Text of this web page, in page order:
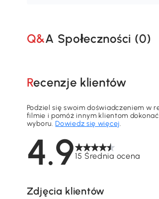
Q&A Społeczności (0)
Recenzje klientów
4.915 Średnia ocena
Podziel się swoim doświadczeniem w
filmie i pomóż innym klientom
wyboru.Dowiedz się więcej.
Zdjęcia klientów